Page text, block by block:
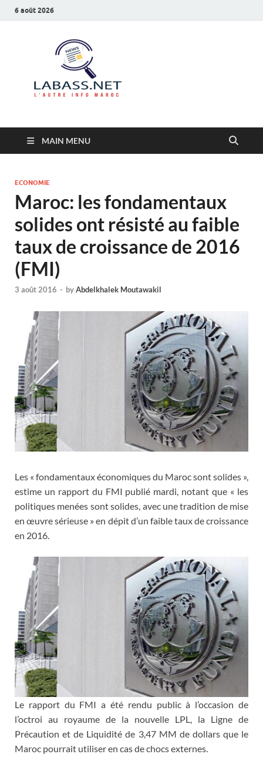
6 août 2026
MAIN MENU
ECONOMIE
Maroc: les fondamentaux
solides ont résisté au faible
taux de croissance de 2016
(FMI)
3 août 2016 - byAbdelkhalek Moutawakil
Les « fondamentaux économiques du Maroc sont solides »,
estime un rapport du FMI publié mardi, notant que « les
politiques menées sont solides, avec une tradition de mise
en œuvre sérieuse » en dépit d’un faible taux de croissance
en 2016.
Le rapport du FMI a été rendu public à l’occasion de
l’octroi au royaume de la nouvelle LPL, la Ligne de
Précaution et de Liquidité de 3,47 MM de dollars que le
Maroc pourrait utiliser en cas de chocs externes.